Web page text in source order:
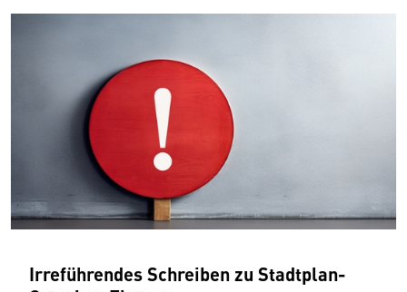
Irreführendes Schreiben zu Stadtplan-